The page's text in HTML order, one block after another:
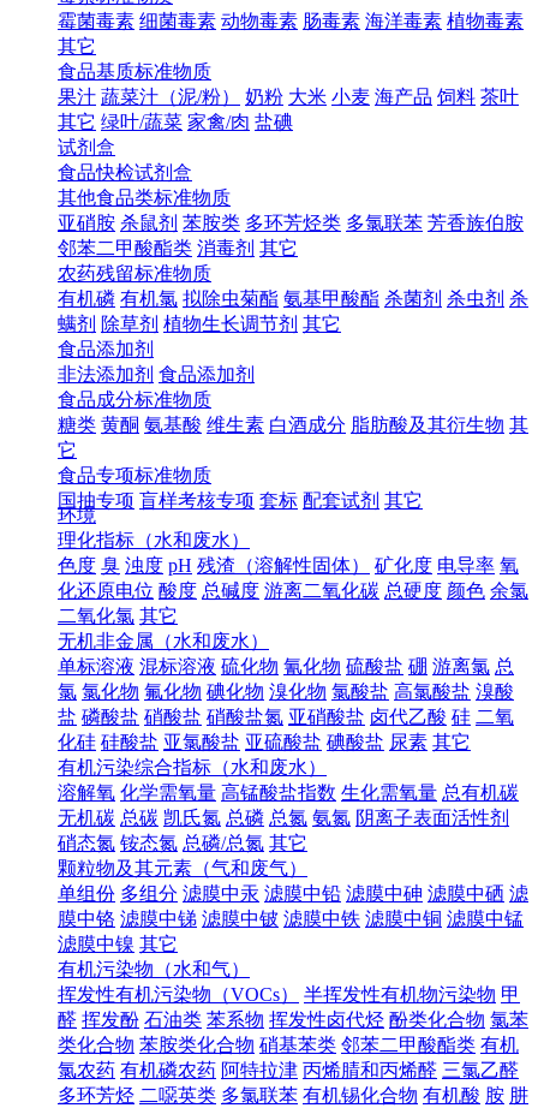
霉菌毒素 细菌毒素 动物毒素 肠毒素 海洋毒素 植物毒素
其它
食品基质标准物质
果汁 蔬菜汁（泥/粉） 奶粉 大米 小麦 海产品 饲料 茶叶
其它 绿叶/蔬菜 家禽/肉 盐碘
试剂盒
食品快检试剂盒
其他食品类标准物质
亚硝胺 杀鼠剂 苯胺类 多环芳烃类 多氯联苯 芳香族伯胺
邻苯二甲酸酯类 消毒剂 其它
农药残留标准物质
有机磷 有机氯 拟除虫菊酯 氨基甲酸酯 杀菌剂 杀虫剂 杀
螨剂 除草剂 植物生长调节剂 其它
食品添加剂
非法添加剂 食品添加剂
食品成分标准物质
糖类 黄酮 氨基酸 维生素 白酒成分 脂肪酸及其衍生物 其
它
食品专项标准物质
国抽专项 盲样考核专项 套标 配套试剂 其它
环境
理化指标（水和废水）
色度 臭 浊度 pH 残渣（溶解性固体） 矿化度 电导率 氧
化还原电位 酸度 总碱度 游离二氧化碳 总硬度 颜色 余氯
二氧化氯 其它
无机非金属（水和废水）
单标溶液 混标溶液 硫化物 氰化物 硫酸盐 硼 游离氯 总
氯 氯化物 氟化物 碘化物 溴化物 氯酸盐 高氯酸盐 溴酸
盐 磷酸盐 硝酸盐 硝酸盐氮 亚硝酸盐 卤代乙酸 硅 二氧
化硅 硅酸盐 亚氯酸盐 亚硫酸盐 碘酸盐 尿素 其它
有机污染综合指标（水和废水）
溶解氧 化学需氧量 高锰酸盐指数 生化需氧量 总有机碳
无机碳 总碳 凯氏氮 总磷 总氮 氨氮 阴离子表面活性剂
硝态氮 铵态氮 总磷/总氮 其它
颗粒物及其元素（气和废气）
单组份 多组分 滤膜中汞 滤膜中铅 滤膜中砷 滤膜中硒 滤
膜中铬 滤膜中锑 滤膜中铍 滤膜中铁 滤膜中铜 滤膜中锰
滤膜中镍 其它
有机污染物（水和气）
挥发性有机污染物（VOCs）
半挥发性有机物污染物 甲
醛 挥发酚 石油类 苯系物 挥发性卤代烃 酚类化合物 氯苯
类化合物 苯胺类化合物 硝基苯类 邻苯二甲酸酯类 有机
氯农药 有机磷农药 阿特拉津 丙烯腈和丙烯醛 三氯乙醛
多环芳烃 二噁英类 多氯联苯 有机锡化合物 有机酸 胺 肼